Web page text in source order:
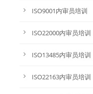
ISO9001内审员培训
ISO22000内审员培训
ISO13485内审员培训
ISO22163内审员培训